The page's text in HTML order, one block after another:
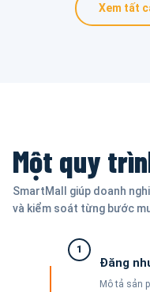
Xem tất
Một quy
SmartMall giúp doanh
và kiểm soát từng bước
1
Đăng
Mô tả sản